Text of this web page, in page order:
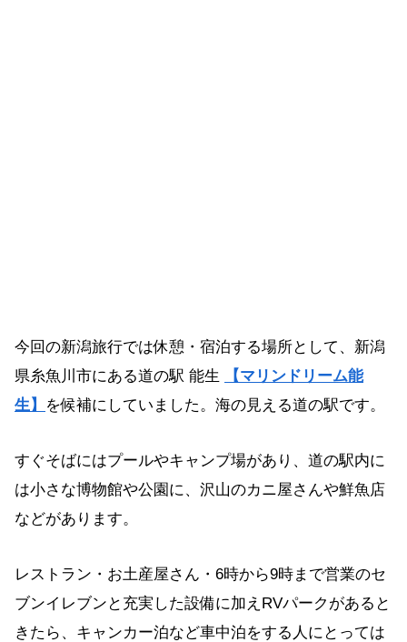
今回の新潟旅行では休憩・宿泊する場所として、新潟
県糸魚川市にある道の駅 能生
【マリンドリーム能
生】
を候補にしていました。海の見える道の駅です。
すぐそばにはプールやキャンプ場があり、道の駅内に
は小さな博物館や公園に、沢山のカニ屋さんや鮮魚店
などがあります。
レストラン・お土産屋さん・6時から9時まで営業のセ
ブンイレブンと充実した設備に加えRVパークがあると
きたら、キャンカー泊など車中泊をする人にとっては